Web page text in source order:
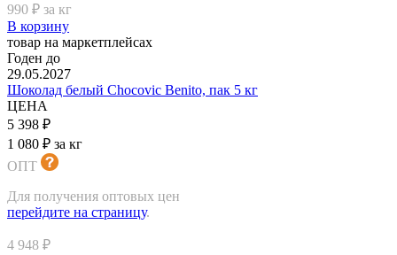
990 ₽ за кг
В корзину
товар на маркетплейсах
Годен до
29.05.2027
Шоколад белый Chocovic Benito, пак 5 кг
ЦЕНА
5 398 ₽
1 080 ₽ за кг
ОПТ
Для получения оптовых цен
перейдите на страницу.
4 948 ₽